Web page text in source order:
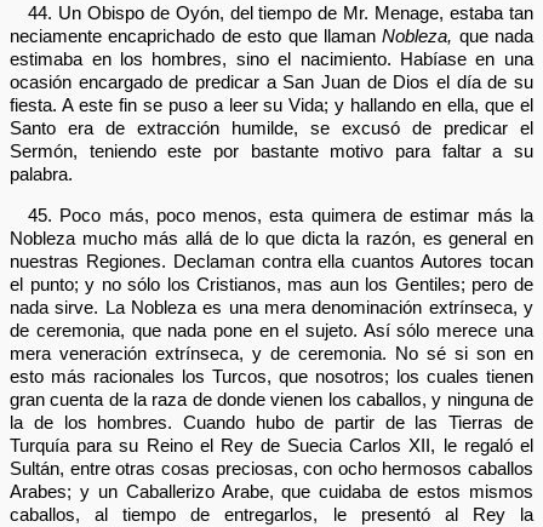
44. Un Obispo de Oyón, del tiempo de Mr. Menage, estaba tan
neciamente encaprichado de esto que llamanNobleza, que nada
estimaba en los hombres, sino el nacimiento. Habíase en una
ocasión encargado de predicar a San Juan de Dios el día de su
fiesta. A este fin se puso a leer su Vida; y hallando en ella, que el
Santo era de extracción humilde, se excusó de predicar el
Sermón, teniendo este por bastante motivo para faltar a su
palabra.
45. Poco más, poco menos, esta quimera de estimar más la
Nobleza mucho más allá de lo que dicta la razón, es general en
nuestras Regiones. Declaman contra ella cuantos Autores tocan
el punto; y no sólo los Cristianos, mas aun los Gentiles; pero de
nada sirve. La Nobleza es una mera denominación extrínseca, y
de ceremonia, que nada pone en el sujeto. Así sólo merece una
mera veneración extrínseca, y de ceremonia. No sé si son en
esto más racionales los Turcos, que nosotros; los cuales tienen
gran cuenta de la raza de donde vienen los caballos, y ninguna de
la de los hombres. Cuando hubo de partir de las Tierras de
Turquía para su Reino el Rey de Suecia Carlos XII, le regaló el
Sultán, entre otras cosas preciosas, con ocho hermosos caballos
Arabes; y un Caballerizo Arabe, que cuidaba de estos mismos
caballos, al tiempo de entregarlos, le presentó al Rey la